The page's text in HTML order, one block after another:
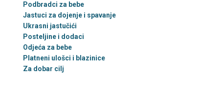
Podbradci za bebe
Jastuci za dojenje i spavanje
Ukrasni jastučići
Posteljine i dodaci
Odjeća za bebe
Platneni ulošci i blazinice
Za dobar cilj